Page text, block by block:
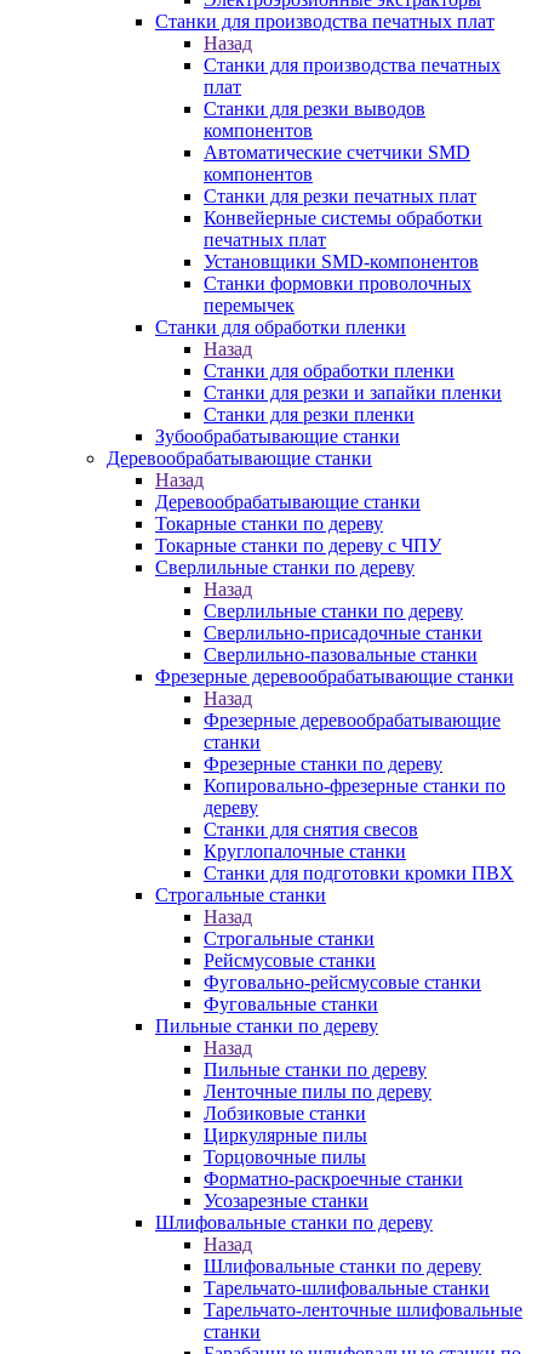
Станки для производства печатных плат
Назад
Станки для производства печатных
плат
Станки для резки выводов
компонентов
Автоматические счетчики SMD
компонентов
Станки для резки печатных плат
Конвейерные системы обработки
печатных плат
Установщики SMD-компонентов
Станки формовки проволочных
перемычек
Станки для обработки пленки
Назад
Станки для обработки пленки
Станки для резки и запайки пленки
Станки для резки пленки
Зубообрабатывающие станки
Деревообрабатывающие станки
Назад
Деревообрабатывающие станки
Токарные станки по дереву
Токарные станки по дереву с ЧПУ
Сверлильные станки по дереву
Назад
Сверлильные станки по дереву
Сверлильно-присадочные станки
Сверлильно-пазовальные станки
Фрезерные деревообрабатывающие станки
Назад
Фрезерные деревообрабатывающие
станки
Фрезерные станки по дереву
Копировально-фрезерные станки по
дереву
Станки для снятия свесов
Круглопалочные станки
Станки для подготовки кромки ПВХ
Строгальные станки
Назад
Строгальные станки
Рейсмусовые станки
Фуговально-рейсмусовые станки
Фуговальные станки
Пильные станки по дереву
Назад
Пильные станки по дереву
Ленточные пилы по дереву
Лобзиковые станки
Циркулярные пилы
Торцовочные пилы
Форматно-раскроечные станки
Усозарезные станки
Шлифовальные станки по дереву
Назад
Шлифовальные станки по дереву
Тарельчато-шлифовальные станки
Тарельчато-ленточные шлифовальные
станки